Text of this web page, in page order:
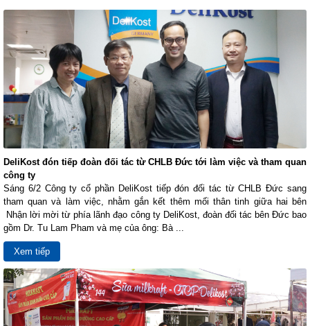
DeliKost đón tiếp đoàn đối tác từ CHLB Đức tới làm việc và tham quan
công ty
Sáng 6/2 Công ty cổ phần DeliKost tiếp đón đối tác từ CHLB Đức sang
tham quan và làm việc, nhằm gắn kết thêm mối thân tinh giữa hai bên
Nhận lời mời từ phía lãnh đạo công ty DeliKost, đoàn đối tác bên Đức bao
gồm Dr. Tu Lam Pham và mẹ của ông: Bà ...
Xem tiếp